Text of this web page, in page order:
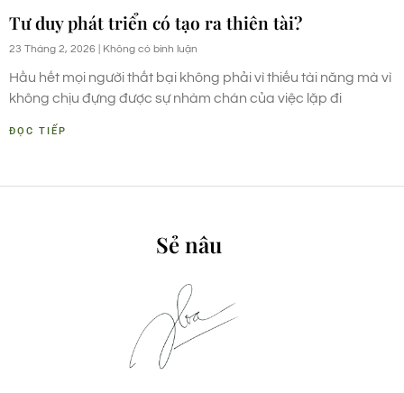
Tư duy phát triển có tạo ra thiên tài?
23 Tháng 2, 2026 Không có bình luận
Hầu hết mọi người thất bại không phải vì thiếu tài năng mà vì
không chịu đựng được sự nhàm chán của việc lặp đi
ĐỌC TIẾP
Sẻ nâu